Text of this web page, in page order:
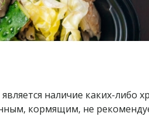
наличие каких-либо
кормящим, не